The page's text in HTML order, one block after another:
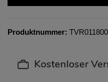
Produktnummer:
Kostenloser